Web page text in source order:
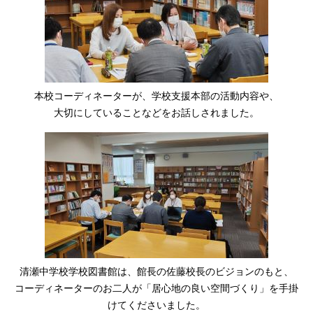
本校コーディネーターが、学校支援本部の活動内容や、
大切にしていることなどをお話しされました。
清瀬中学校学校図書館は、館長の佐藤校長のビジョンのもと、
コーディネーターのお二人が「居心地の良い空間づくり」を手掛
けてくださいました。